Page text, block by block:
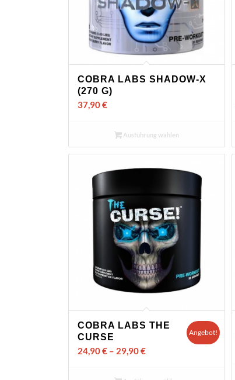
COBRA LABS SHADOW-X
(270 G)
37,90€
Ausführung wählen
COBRA LABS THE
CURSE
24,90€ – 29,90€
Angebot!